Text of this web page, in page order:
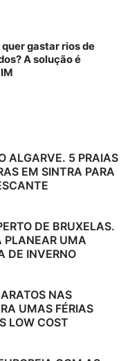
gastar rios de
A solução é
ALGARVE. 5 PRAIAS
EM SINTRA PARA
DE BRUXELAS.
PLANEAR UMA
DE INVERNO
NAS
UMAS FÉRIAS
LOW COST